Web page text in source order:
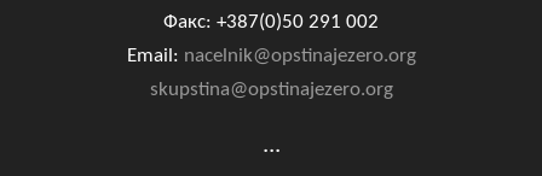
Факс: +387(0)50 291 002
Email: nacelnik@opstinajezero.org
skupstina@opstinajezero.org
...